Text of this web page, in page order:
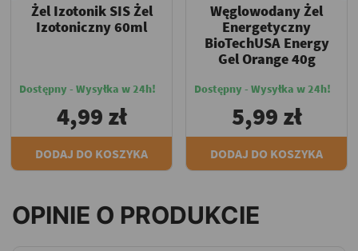
Żel Izotonik SIS Żel
Izotoniczny 60ml
Dostępny - Wysyłka w 24h!
4,99 zł
DODAJ DO KOSZYKA
Węglowodany Żel
Energetyczny
BioTechUSA Energy
Gel Orange 40g
Dostępny - Wysyłka w 24h!
5,99 zł
DODAJ DO KOSZYKA
OPINIE O PRODUKCIE